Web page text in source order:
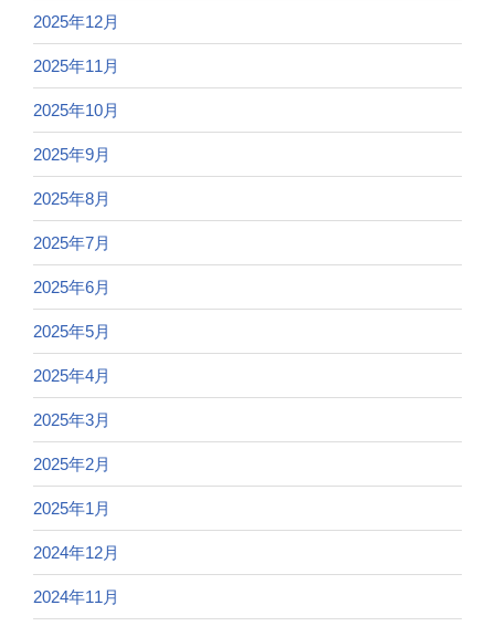
2025年12月
2025年11月
2025年10月
2025年9月
2025年8月
2025年7月
2025年6月
2025年5月
2025年4月
2025年3月
2025年2月
2025年1月
2024年12月
2024年11月